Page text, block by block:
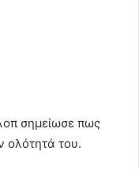
σημείωσε πως
ολότητά του.